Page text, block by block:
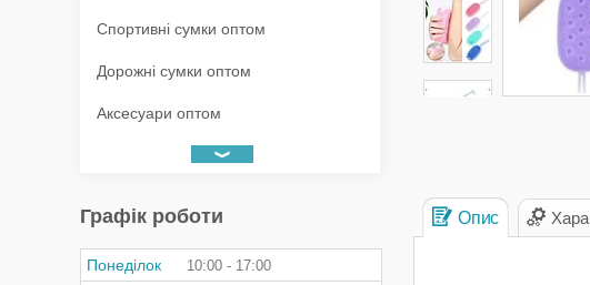
Опис
Спортивні сумки оптом
Дорожні сумки оптом
Аксесуари оптом
Графік роботи
Понеділок 10:00 17:00